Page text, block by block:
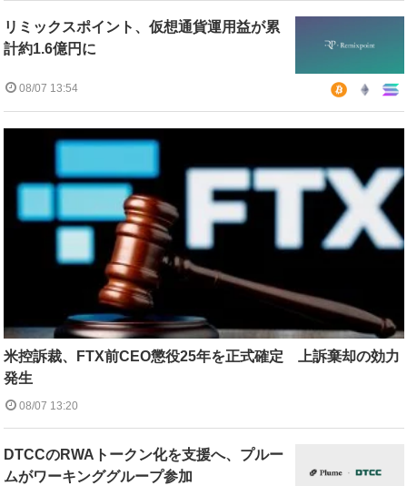
リミックスポイント、仮想通貨運用益が累
計約1.6億円に
08/07 13:54
米控訴裁、FTX前CEO懲役25年を正式確定 上訴棄却の効力
発生
08/07 13:20
DTCCのRWAトークン化を支援へ、プルー
ムがワーキンググループ参加